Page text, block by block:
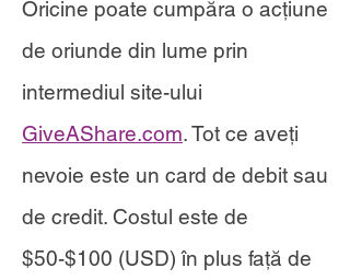
Oricine poate cumpăra o acțiune
de oriunde din lume prin
intermediul site-ului
GiveAShare.com. Tot ce aveți
nevoie este un card de debit sau
de credit. Costul este de
$50-$100 (USD) în plus față de